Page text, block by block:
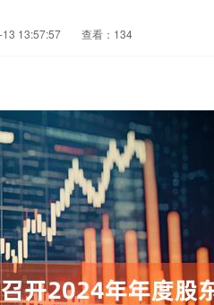
13:57:57 查看：134